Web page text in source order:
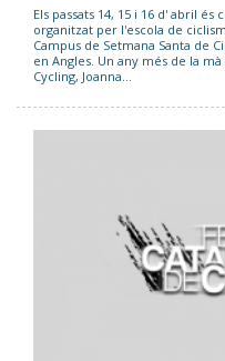
Els passats 14, 15 i 16 d' abril
organitzat per l'escola de
Campus de Setmana Santa de
en Angles. Un any més de la
Cycling, Joanna...